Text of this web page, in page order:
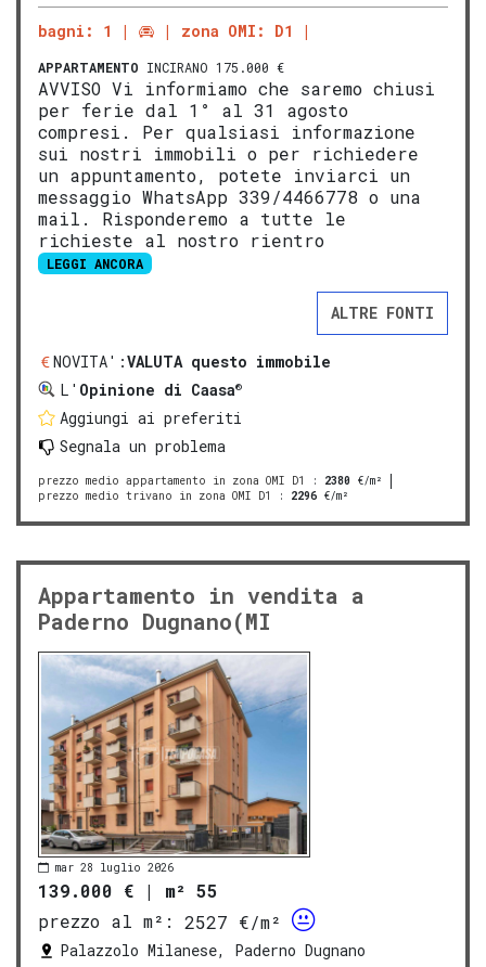
bagni: 1 zona OMI: D1
APPARTAMENTO INCIRANO 175.000 €
AVVISO Vi informiamo che saremo chiusi
per ferie dal 1° al 31 agosto
compresi. Per qualsiasi informazione
sui nostri immobili o per richiedere
un appuntamento, potete inviarci un
messaggio WhatsApp 339/4466778 o una
mail. Risponderemo a tutte le
richieste al nostro rientro
LEGGI ANCORA
ALTRE FONTI
NOVITA':VALUTA questo immobile
L' Opinione di Caasa®
Aggiungi ai preferiti
Segnala un problema
prezzo medio appartamento in zona OMI D1 : 2380 €/m²
prezzo medio trivano in zona OMI D1
: 2296 €/m²
Appartamento in vendita a
Paderno Dugnano(MI
mar 28 luglio 2026
139.000 € | m² 55
prezzo al m²:
2527 €/m²
Palazzolo Milanese, Paderno Dugnano